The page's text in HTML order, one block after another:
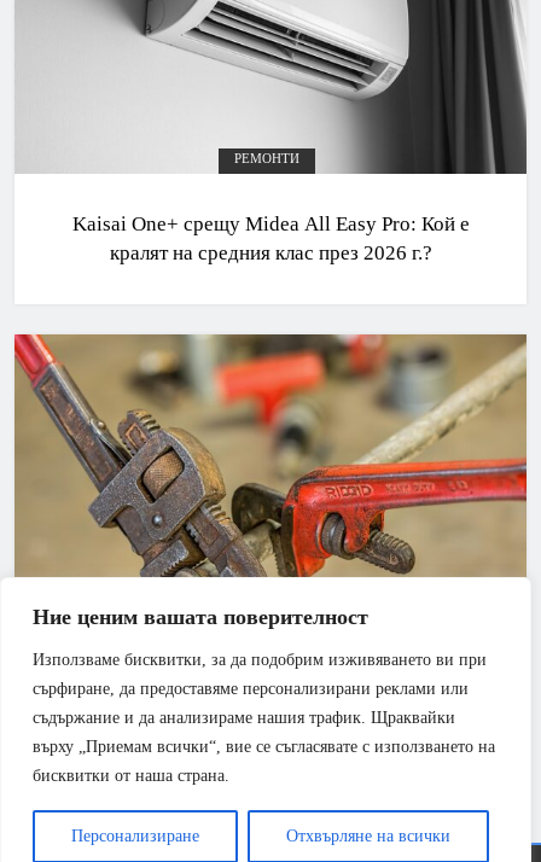
Ние ценим вашата поверителност
Използваме бисквитки, за да подобрим изживяването ви при
сърфиране, да предоставяме персонализирани реклами или
съдържание и да анализираме нашия трафик. Щраквайки
върху „Приемам всички“, вие се съгласявате с използването на
бисквитки от наша страна.
Персонализиране Отхвърляне на всички
РЕМОНТИ
Kaisai One+ срещу Midea All Easy Pro: Кой е
кралят на средния клас през 2026 г.?
АПАРТАМЕНТ БАНЯ
Смяна на щрангове – как можем да го направим
на по-ниска цена